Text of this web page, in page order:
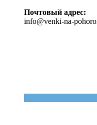
Почтовый адрес:
info@venki-na-